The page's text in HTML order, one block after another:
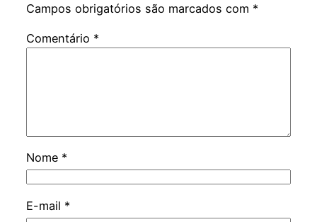
Campos obrigatórios são marcados com *
Comentário *
Nome *
E-mail *